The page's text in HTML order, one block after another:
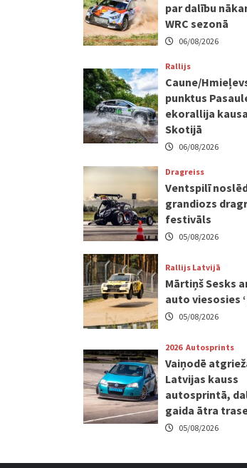
par dalību
WRC sezonā
06/08/2026
Rallijs
Caune/
punktus
ekorallija
Skotijā
06/08/2026
Dragreiss
Ventspilī
grandiozs
festivāls
05/08/2026
Rallijs Latvijā
Mārtiņš Sesks
auto viesosies
05/08/2026
2026 Autosprints
Vaiņodē
Latvijas kauss
autosprintā,
gaida ātra
05/08/2026